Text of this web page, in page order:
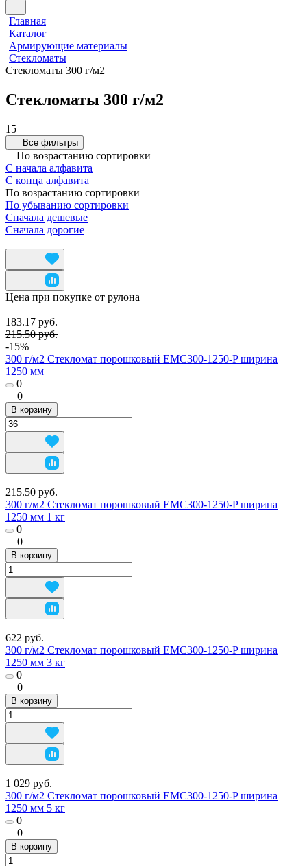
Главная
Каталог
Армирующие материалы
Стекломаты
Стекломаты 300 г/м2
Стекломаты 300 г/м2
15
Все фильтры
По возрастанию сортировки
С начала алфавита
С конца алфавита
По возрастанию сортировки
По убыванию сортировки
Сначала дешевые
Сначала дорогие
Цена при покупке от рулона
183.17 руб.
215.50 руб.
-15%
300 г/м2 Стекломат порошковый EMC300-1250-P ширина
1250 мм
0
0
В корзину
215.50 руб.
300 г/м2 Стекломат порошковый EMC300-1250-P ширина
1250 мм 1 кг
0
0
В корзину
622 руб.
300 г/м2 Стекломат порошковый EMC300-1250-P ширина
1250 мм 3 кг
0
0
В корзину
1 029 руб.
300 г/м2 Стекломат порошковый EMC300-1250-P ширина
1250 мм 5 кг
0
0
В корзину